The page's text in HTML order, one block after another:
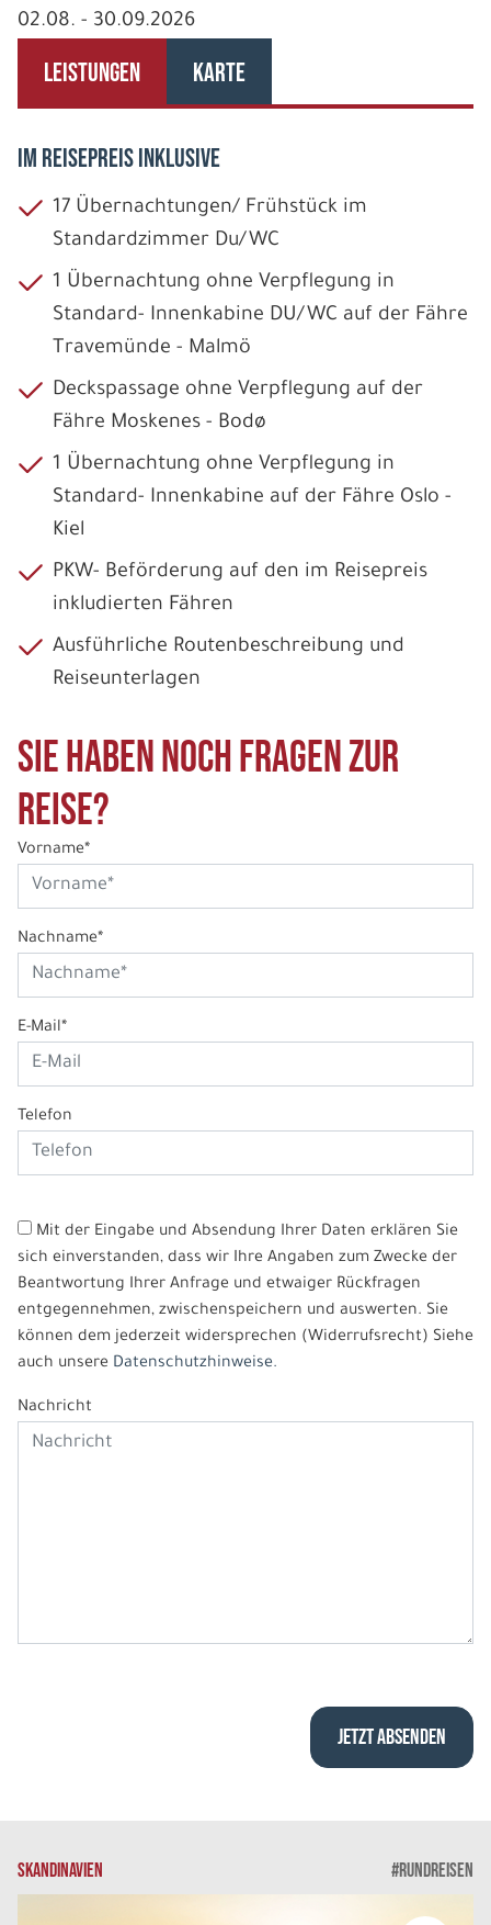
02.08. - 30.09.2026
LEISTUNGEN KARTE
IM REISEPREIS INKLUSIVE
17 Übernachtungen/ Frühstück im
Standardzimmer Du/WC
1 Übernachtung ohne Verpflegung in
Standard- Innenkabine DU/WC auf der Fähre
Travemünde - Malmö
Deckspassage ohne Verpflegung auf der
Fähre Moskenes - Bodø
1 Übernachtung ohne Verpflegung in
Standard- Innenkabine auf der Fähre Oslo -
Kiel
PKW- Beförderung auf den im Reisepreis
inkludierten Fähren
Ausführliche Routenbeschreibung und
Reiseunterlagen
Sie haben noch Fragen zur
Reise?
Vorname*
Nachname*
E-Mail*
Telefon
Mit der Eingabe und Absendung Ihrer Daten erklären Sie
sich einverstanden, dass wir Ihre Angaben zum Zwecke der
Beantwortung Ihrer Anfrage und etwaiger Rückfragen
entgegennehmen, zwischenspeichern und auswerten. Sie
können dem jederzeit widersprechen (Widerrufsrecht) Siehe
auch unsere Datenschutzhinweise.
Nachricht
SKANDINAVIEN #RUNDREISEN